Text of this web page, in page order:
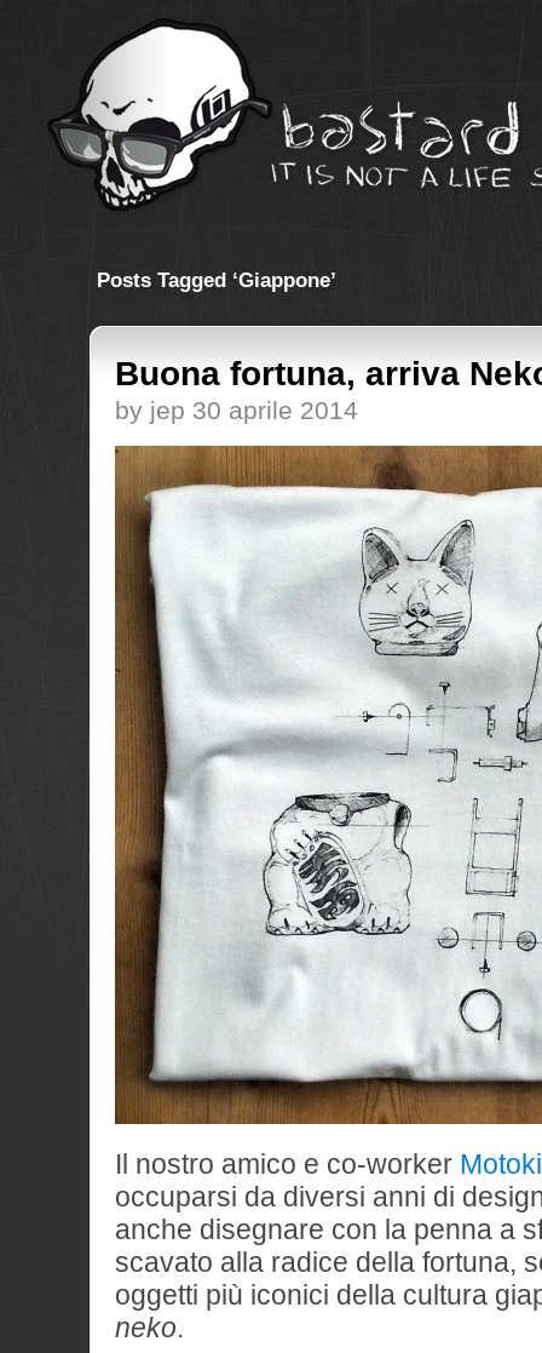
Posts Tagged ‘Giappone’
Buona fortuna, arriva
by jep 30 aprile 2014
Il nostro amico e co-worker
occuparsi da diversi anni di
anche disegnare con la penna a
scavato alla radice della fortuna,
oggetti più iconici della cultura
neko.